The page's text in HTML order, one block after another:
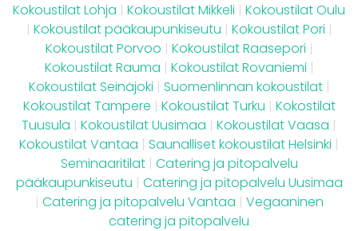
Kokoustilat Lohja | Kokoustilat Mikkeli | Kokoustilat Oulu
| Kokoustilat pääkaupunkiseutu | Kokoustilat Pori |
Kokoustilat Porvoo | Kokoustilat Raasepori |
Kokoustilat Rauma | Kokoustilat Rovaniemi |
Kokoustilat Seinäjoki | Suomenlinnan kokoustilat |
Kokoustilat Tampere | Kokoustilat Turku | Kokostilat
Tuusula | Kokoustilat Uusimaa | Kokoustilat Vaasa |
Kokoustilat Vantaa | Saunalliset kokoustilat Helsinki |
Seminaaritilat | Catering ja pitopalvelu
pääkaupunkiseutu | Catering ja pitopalvelu Uusimaa
| Catering ja pitopalvelu Vantaa | Vegaaninen
catering ja pitopalvelu